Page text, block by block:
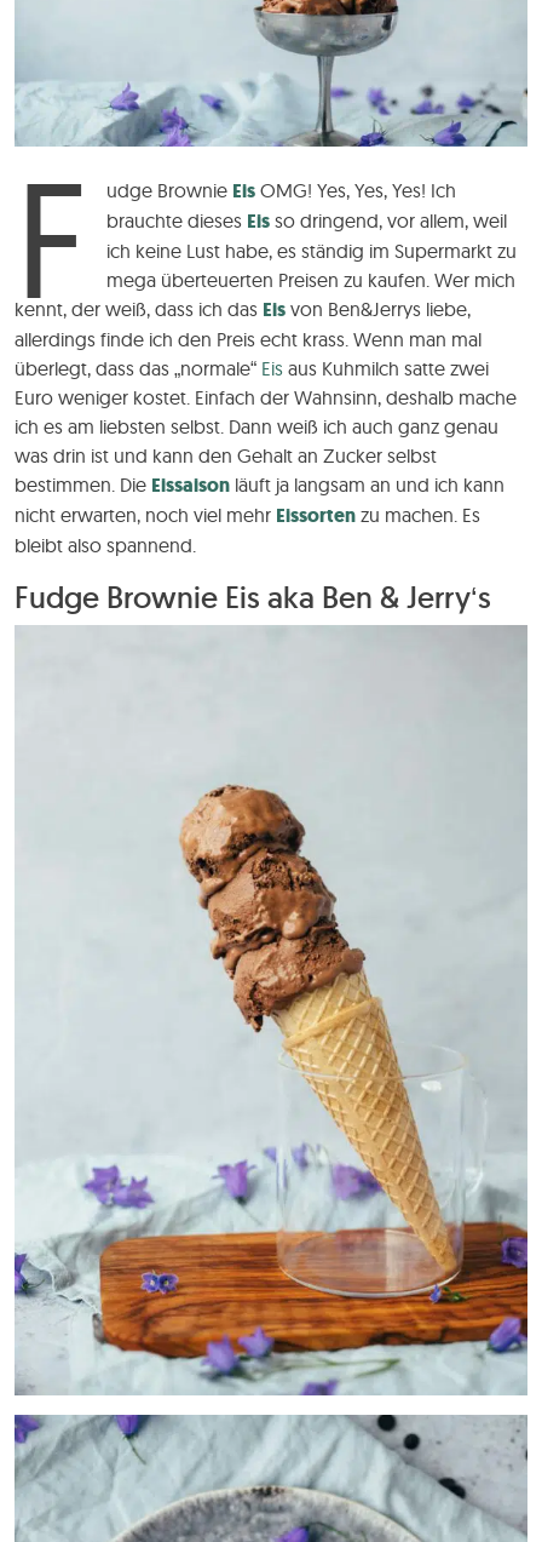
F udge Brownie Eis OMG! Yes, Yes, Yes! Ich
brauchte dieses Eis so dringend, vor allem, weil
ich keine Lust habe, es ständig im Supermarkt zu
mega überteuerten Preisen zu kaufen. Wer mich
kennt, der weiß, dass ich das Eis von Ben&Jerrys liebe,
allerdings finde ich den Preis echt krass. Wenn man mal
überlegt, dass das „normale“ Eis aus Kuhmilch satte zwei
Euro weniger kostet. Einfach der Wahnsinn, deshalb mache
ich es am liebsten selbst. Dann weiß ich auch ganz genau
was drin ist und kann den Gehalt an Zucker selbst
bestimmen. Die Eissaison läuft ja langsam an und ich kann
nicht erwarten, noch viel mehr Eissorten zu machen. Es
bleibt also spannend.
Fudge Brownie Eis aka Ben & Jerry‘s